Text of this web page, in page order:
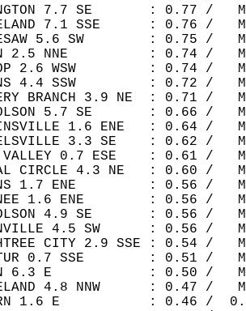
7.7 SE       : 0.77 /
7.1 SSE      : 0.76 /
5.6 SW        : 0.75 /
2.5 NNE          : 0.74 /
2.6 WSW         : 0.74 /
4.4 SSW         : 0.72 /
BRANCH 3.9 NE  : 0.71
5.7 SE       : 0.66 /
1.6 ENE   : 0.64 /
3.3 SE    : 0.62 /
VALLEY 0.7 ESE    : 0.61 /
CIRCLE 4.3 NE   : 0.60 /
1.7 ENE         : 0.56 /
1.6 ENE        : 0.56 /
4.9 SE       : 0.56 /
4.5 SW      : 0.56 /
CITY 2.9 SSE : 0.54
0.7 SSE        : 0.51 /
6.3 E            : 0.50 /
4.8 NNW      : 0.47 /
1.6 E           : 0.46